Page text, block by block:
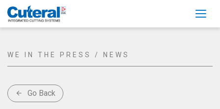
WE IN THE PRESS / NEWS
arrow_back Go Back